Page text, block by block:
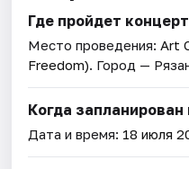
Где пройдет
Место проведения:Art
Freedom). Город —
Когда запланирован
Дата и время: 18 июля